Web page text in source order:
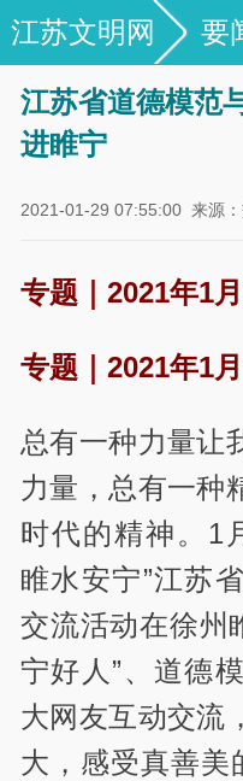
江苏文明网 要
江苏省道德模范
进睢宁
2021-01-29 07:55:00 来源
专题｜2021年1
专题｜2021年1
总有一种力量让
力量，总有一种
时代的精神。1
睢水安宁”江苏
交流活动在徐州
宁好人”、道德
大网友互动交流
大，感受真善美